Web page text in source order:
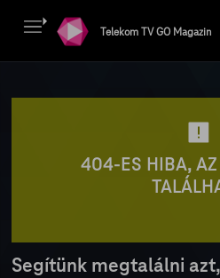
Telekom TV GO Magazin
404-ES HIBA, AZ
Segítünk megtalálni